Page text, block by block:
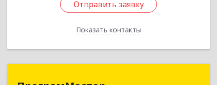
Отправить заявку
Показать контакты
Отправить заявку
Назад